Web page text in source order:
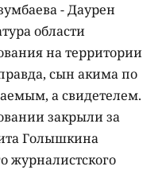
- Даурен
области
на территории
сын акима по
а свидетелем.
закрыли за
Голышкина
журналистского